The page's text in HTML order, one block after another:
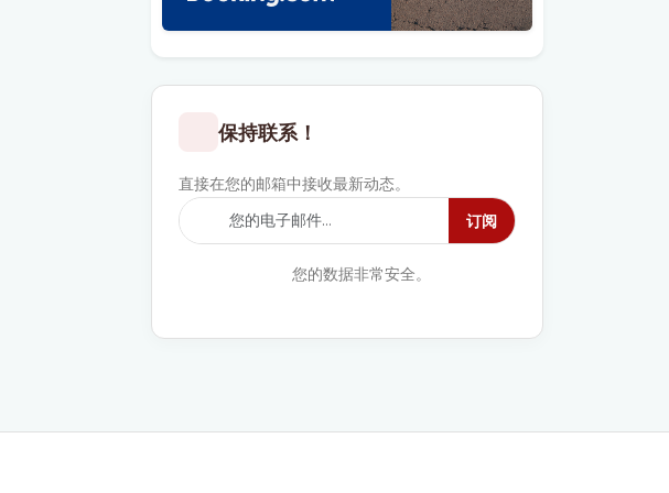
保持联系！
直接在您的邮箱中接收最新动态。
订阅
您的数据非常安全。